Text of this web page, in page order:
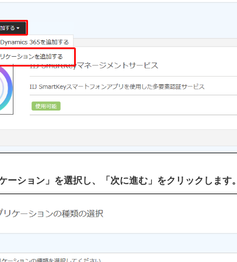
ーション」を選択し、「次に進む」をクリックします